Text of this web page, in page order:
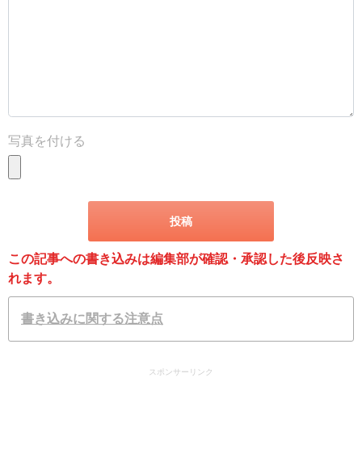
写真を付ける
この記事への書き込みは編集部が確認・承認した後反映さ
れます。
書き込みに関する注意点
スポンサーリンク